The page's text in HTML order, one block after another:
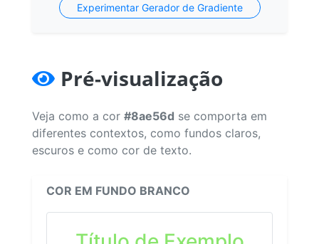
Experimentar Gerador de Gradiente
Pré-visualização
Veja como a cor #8ae56d se comporta em
diferentes contextos, como fundos claros,
escuros e como cor de texto.
COR EM FUNDO BRANCO